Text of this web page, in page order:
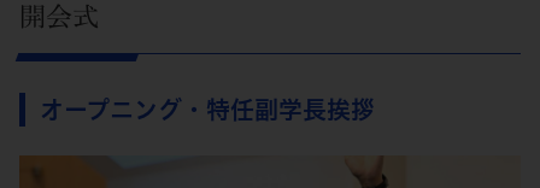
開会式
オープニング・特任副学長挨拶